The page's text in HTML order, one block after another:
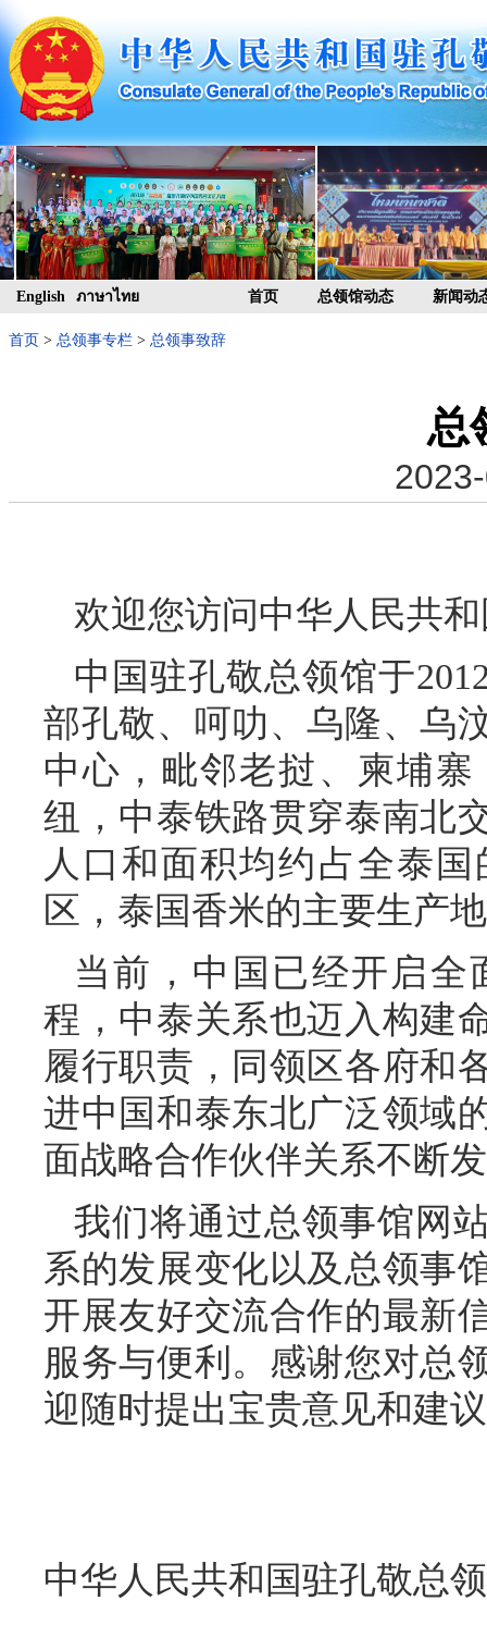
English ภาษาไทย 首页 总领馆动态 新闻动
首页 > 总领事专栏 > 总领事致辞
总
欢迎您访问中华人民共
中国驻孔敬总领馆于
部孔敬、呵叻、乌隆、乌
中心，毗邻老挝、柬埔
纽，中泰铁路贯穿泰南北
人口和面积均约占全泰
区，泰国香米的主要生产
当前，中国已经开启
程，中泰关系也迈入构建
履行职责，同领区各府和
进中国和泰东北广泛领域
面战略合作伙伴关系不断
我们将通过总领事馆网
系的发展变化以及总领事
开展友好交流合作的最新
服务与便利。感谢您对总
迎随时提出宝贵意见和建
中华人民共和国驻孔敬总